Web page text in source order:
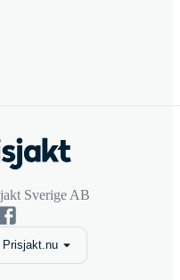
Sverige AB
Prisjakt.nu